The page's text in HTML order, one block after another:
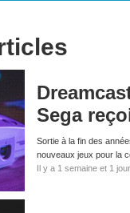
Sega
Sortie à la fin des
nouveaux jeux pour la
Il y a 1 semaine et 1 jour